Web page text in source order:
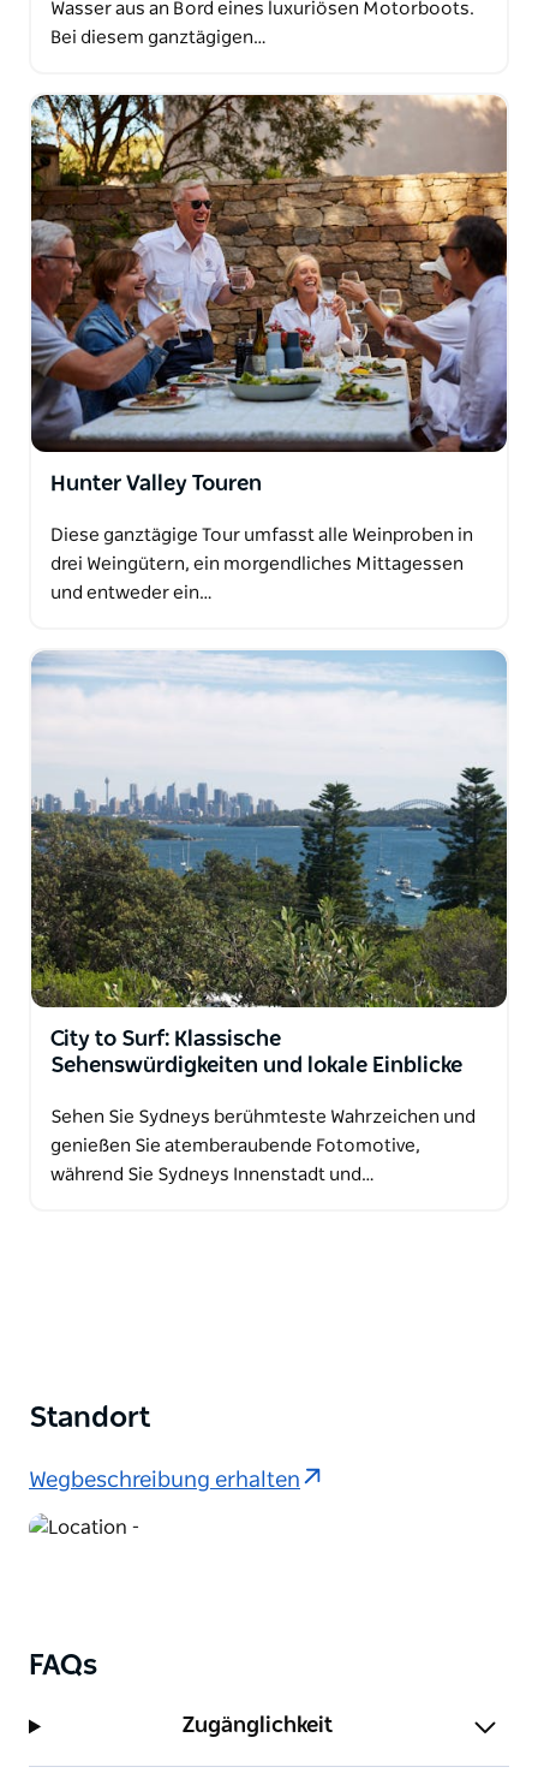
Wasser aus an Bord eines luxuriösen Motorboots.
Bei diesem ganztägigen…
Hunter Valley Touren
Diese ganztägige Tour umfasst alle Weinproben in
drei Weingütern, ein morgendliches Mittagessen
und entweder ein…
City to Surf: Klassische
Sehenswürdigkeiten und lokale Einblicke
Sehen Sie Sydneys berühmteste Wahrzeichen und
genießen Sie atemberaubende Fotomotive,
während Sie Sydneys Innenstadt und…
Standort
Wegbeschreibung erhalten
FAQs
Zugänglichkeit